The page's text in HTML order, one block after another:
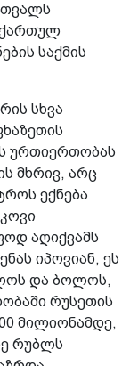
თვალს
ქართულ
საქმის
სხვა
ურთიერთობას
მხრივ, არც
ექნება
აღიქვამს
იპოვიან, ეს
და ბოლოს,
რუსეთის
მილიონამდე,
რუბლს